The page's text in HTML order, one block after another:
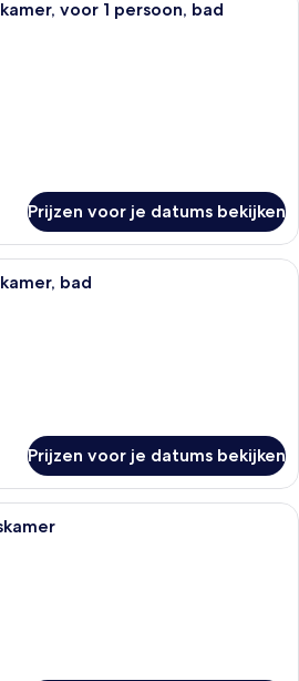
voor 1 persoon, bad
Prijzen voor je datums bekijken
Een hotelkamer met een bed, een
bad
Prijzen voor je datums bekijken
Een slaapkamer met een bed,